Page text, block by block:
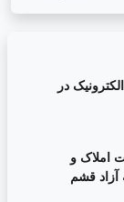
در
املاک و
قشم